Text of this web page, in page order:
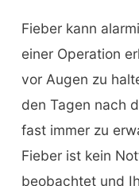
Fieber kann
einer Operation
vor Augen zu
den Tagen nach
fast immer zu
Fieber ist kein
beobachtet und